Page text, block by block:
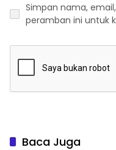
Simpan nama,
peramban ini untuk
Baca Juga